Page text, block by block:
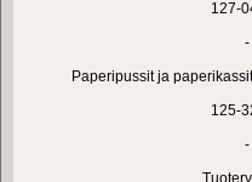
127-
-
Paperipussit ja
125-
-